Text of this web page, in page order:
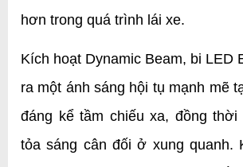
hơn trong quá trình lái xe.
Kích hoạt Dynamic Beam, bi LED
ra một ánh sáng hội tụ mạnh mẽ
đáng kể tầm chiếu xa, đồng
tỏa sáng cân đối ở xung quanh.